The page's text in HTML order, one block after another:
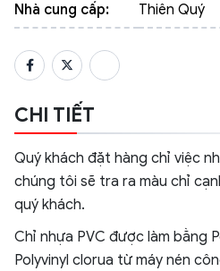
Nhà cung cấp:
Thiên Quý
CHI TIẾT
Quý khách đặt hàng chỉ việc
chúng tôi sẽ tra ra màu chỉ
quý khách.
Chỉ nhựa PVC được làm bằng
Polyvinyl clorua từ máy nén